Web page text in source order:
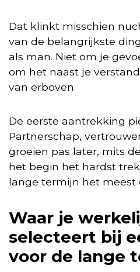
Dat klinkt misschien
van de belangrijkste
als man. Niet om je
om het naast je
van erboven.
De eerste aantrekking
Partnerschap,
groeien pas later, mits
het begin het hardst
lange termijn het meest
Waar je
selecteert bij
voor de lange